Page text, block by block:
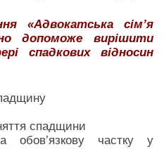
«Адвокатська сім’я
допоможе вирішити
спадкових відносин
спадщини
обов’язкову частку у